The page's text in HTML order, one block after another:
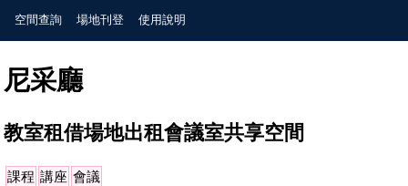
空間查詢 場地刊登 使用說明
尼采廳
教室租借場地出租會議室共享空間
課程 講座 會議